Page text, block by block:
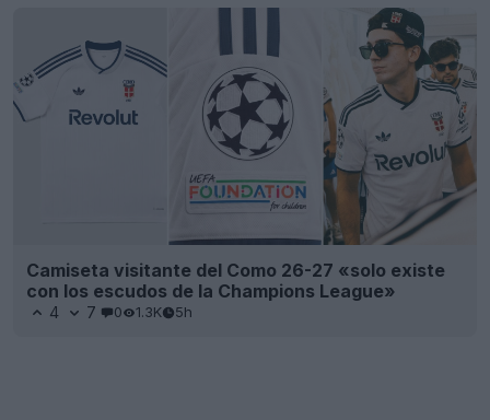
Camiseta visitante del Como 26-27 «solo existe
con los escudos de la Champions League»
4 7 0 1.3K 5h